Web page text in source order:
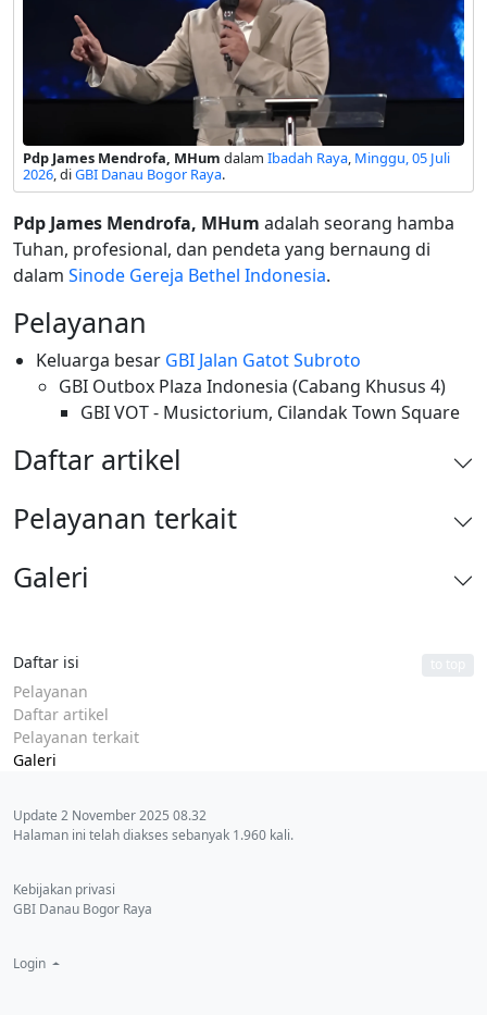
Pdp James Mendrofa, MHum dalam Ibadah Raya, Minggu, 05 Juli
2026, diGBI Danau Bogor Raya.
Pdp James Mendrofa, MHum adalah seorang hamba
Tuhan, profesional, dan pendeta yang bernaung di
dalam Sinode Gereja Bethel Indonesia.
Pelayanan
Keluarga besar GBI Jalan Gatot Subroto
GBI Outbox Plaza Indonesia (Cabang Khusus 4)
GBI VOT - Musictorium, Cilandak Town Square
Daftar artikel
Pelayanan terkait
Galeri
Daftar isi
Pelayanan
Daftar artikel
Pelayanan terkait
Galeri
Update 2 November 2025 08.32
Halaman ini telah diakses sebanyak 1.960 kali.
Kebijakan privasi
GBI Danau Bogor Raya
Login